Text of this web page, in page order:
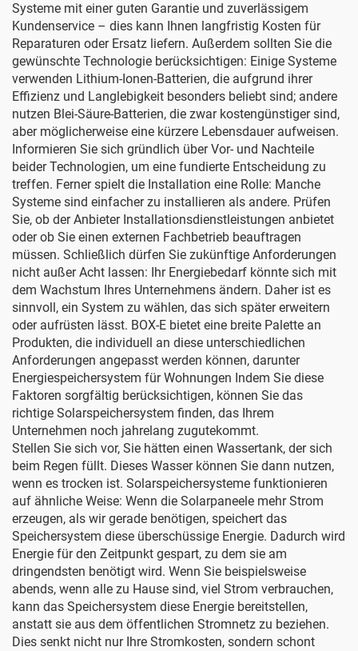
Systeme mit einer guten Garantie und zuverlässigem
Kundenservice – dies kann Ihnen langfristig Kosten für
Reparaturen oder Ersatz liefern. Außerdem sollten Sie die
gewünschte Technologie berücksichtigen: Einige Systeme
verwenden Lithium-Ionen-Batterien, die aufgrund ihrer
Effizienz und Langlebigkeit besonders beliebt sind; andere
nutzen Blei-Säure-Batterien, die zwar kostengünstiger sind,
aber möglicherweise eine kürzere Lebensdauer aufweisen.
Informieren Sie sich gründlich über Vor- und Nachteile
beider Technologien, um eine fundierte Entscheidung zu
treffen. Ferner spielt die Installation eine Rolle: Manche
Systeme sind einfacher zu installieren als andere. Prüfen
Sie, ob der Anbieter Installationsdienstleistungen anbietet
oder ob Sie einen externen Fachbetrieb beauftragen
müssen. Schließlich dürfen Sie zukünftige Anforderungen
nicht außer Acht lassen: Ihr Energiebedarf könnte sich mit
dem Wachstum Ihres Unternehmens ändern. Daher ist es
sinnvoll, ein System zu wählen, das sich später erweitern
oder aufrüsten lässt. BOX-E bietet eine breite Palette an
Produkten, die individuell an diese unterschiedlichen
Anforderungen angepasst werden können, darunter
Energiespeichersystem für Wohnungen Indem Sie diese
Faktoren sorgfältig berücksichtigen, können Sie das
richtige Solarspeichersystem finden, das Ihrem
Unternehmen noch jahrelang zugutekommt.
Stellen Sie sich vor, Sie hätten einen Wassertank, der sich
beim Regen füllt. Dieses Wasser können Sie dann nutzen,
wenn es trocken ist. Solarspeichersysteme funktionieren
auf ähnliche Weise: Wenn die Solarpaneele mehr Strom
erzeugen, als wir gerade benötigen, speichert das
Speichersystem diese überschüssige Energie. Dadurch wird
Energie für den Zeitpunkt gespart, zu dem sie am
dringendsten benötigt wird. Wenn Sie beispielsweise
abends, wenn alle zu Hause sind, viel Strom verbrauchen,
kann das Speichersystem diese Energie bereitstellen,
anstatt sie aus dem öffentlichen Stromnetz zu beziehen.
Dies senkt nicht nur Ihre Stromkosten, sondern schont